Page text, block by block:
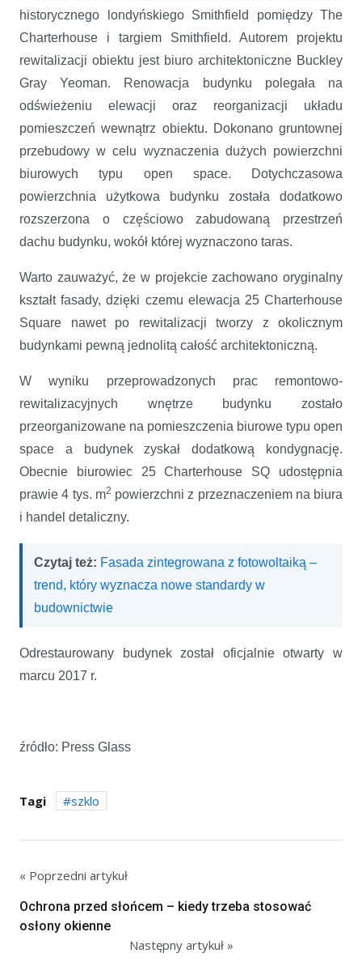
historycznego londyńskiego Smithfield pomiędzy The
Charterhouse i targiem Smithfield. Autorem projektu
rewitalizacji obiektu jest biuro architektoniczne Buckley
Gray Yeoman. Renowacja budynku polegała na
odświeżeniu elewacji oraz reorganizacji układu
pomieszczeń wewnątrz obiektu. Dokonano gruntownej
przebudowy w celu wyznaczenia dużych powierzchni
biurowych typu open space. Dotychczasowa
powierzchnia użytkowa budynku została dodatkowo
rozszerzona o częściowo zabudowaną przestrzeń
dachu budynku, wokół której wyznaczono taras.
Warto zauważyć, że w projekcie zachowano oryginalny
kształt fasady, dzięki czemu elewacja 25 Charterhouse
Square nawet po rewitalizacji tworzy z okolicznym
budynkami pewną jednolitą całość architektoniczną.
W wyniku przeprowadzonych prac remontowo-
rewitalizacyjnych wnętrze budynku zostało
przeorganizowane na pomieszczenia biurowe typu open
space a budynek zyskał dodatkową kondygnację.
Obecnie biurowiec 25 Charterhouse SQ udostępnia
prawie 4 tys. m2 powierzchni z przeznaczeniem na biura
i handel detaliczny.
Czytaj też: Fasada zintegrowana z fotowoltaiką –
trend, który wyznacza nowe standardy w
budownictwie
Odrestaurowany budynek został oficjalnie otwarty w
marcu 2017 r.
źródło: Press Glass
Tagi szklo
« Poprzedni artykuł
Ochrona przed słońcem – kiedy trzeba stosować
osłony okienne
Następny artykuł »